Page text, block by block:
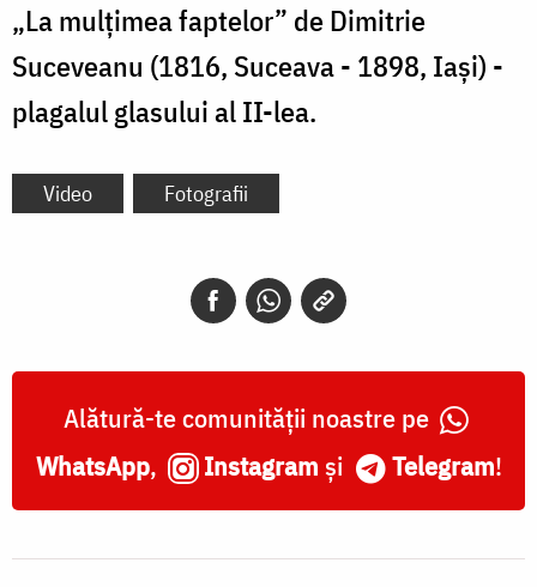
„La mulțimea faptelor” de Dimitrie
Suceveanu (1816, Suceava - 1898, Iași) -
plagalul glasului al II-lea.
Video Fotografii
Alătură-te comunității noastre pe
WhatsApp, Instagram și Telegram!